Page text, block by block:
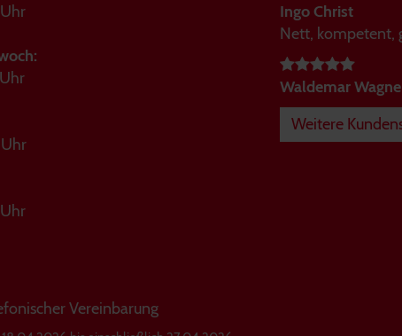
Vereinbarung
Ingo Christ
Nett, kompetent,
Waldemar
Weitere